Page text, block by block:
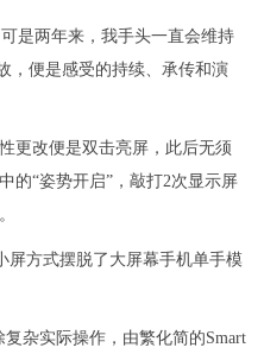
是两年来，我手头一直会维持
，便是感受的持续、承传和演
更改便是双击亮屏，此后无须
的“姿势开启”，敲打2次显示屏
屏方式摆脱了大屏幕手机单手模
杂实际操作，由繁化简的Smart